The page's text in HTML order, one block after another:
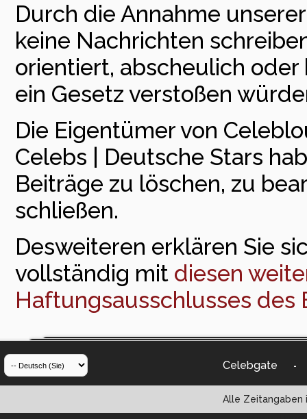
Durch die Annahme
keine Nachrichten
orientiert, abscheulich
ein Gesetz verstoßen
Die Eigentümer von
Celebs | Deutsche Stars
Beiträge zu löschen, zu
schließen.
Desweiteren erklären Sie
vollständig mit diesen
Haftungsausschlusses
Celebgate -
Alle Zeitangaben